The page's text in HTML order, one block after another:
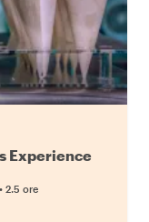
Experience
• 2.5 ore